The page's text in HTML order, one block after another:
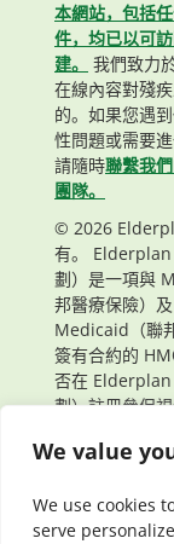
We value
We use cookies
serve
本網站，包括
件，均已以可
建。
我們致力
在線內容對殘
的。如果您遇
性問題或需要進
請隨時聯繫我
團隊。
© 2026
有。 Elderplan
劃）是一項與
邦醫療保險）及
Medicaid（聯
簽有合約的
否在 Elderplan
劃）註冊參保